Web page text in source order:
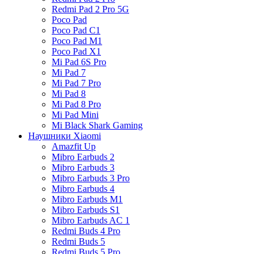
Redmi Pad 2 Pro 5G
Poco Pad
Poco Pad C1
Poco Pad M1
Poco Pad X1
Mi Pad 6S Pro
Mi Pad 7
Mi Pad 7 Pro
Mi Pad 8
Mi Pad 8 Pro
Mi Pad Mini
Mi Black Shark Gaming
Наушники Xiaomi
Amazfit Up
Mibro Earbuds 2
Mibro Earbuds 3
Mibro Earbuds 3 Pro
Mibro Earbuds 4
Mibro Earbuds M1
Mibro Earbuds S1
Mibro Earbuds AC 1
Redmi Buds 4 Pro
Redmi Buds 5
Redmi Buds 5 Pro